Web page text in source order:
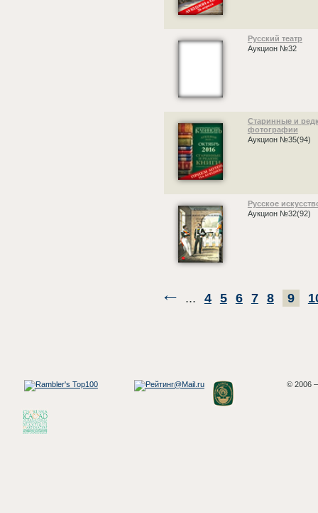
Русский театр
Аукцион №32
Старинные и
фотографии
Аукцион №35(94)
Русское
Аукцион №32(92)
... 4 5 6 7 8 9
© 2006